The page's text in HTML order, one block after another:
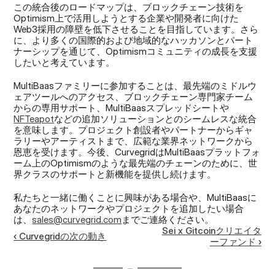
この統合後のロードマップは、ブロックチェーン技術を
Optimism上で活用しようとする企業や開発者に向けた
Web3採用の障壁を低下させることを目指しています。さら
に、より多くの国際的および地域的なハッカソンとパート
ナーシップを通じて、Optimismコミュニティの成長を支援
したいと考えています。
MultiBaasファミリーに参加することは、最先端のミドルウ
ェアツールへのアクセス、ブロックチェーン専門家チーム
からの専用サポート、MultiBaasスプレッドシートや
NFTeapotなどの追加ソリューションとのシームレスな統合
を意味します。プロジェクト創設者やパートナーからギャ
ラリーやアーティストまで、広範な業界ネットワークから
恩恵を受けます。今後、CurvegridはMultiBaasプラットフォ
ーム上のOptimismのような最先端のチェーンのために、世
界クラスのサポートと新機能を提供し続けます。
私たちと一緒に働くことに興味がある場合や、MultiBaasに
あなたのネットワークやプロジェクトを追加したい場合
は、sales@curvegrid.com までご連絡ください。
‹ Curvegridの次の動き
Sei x Gitcoinクリエイタ
ーファンド ›